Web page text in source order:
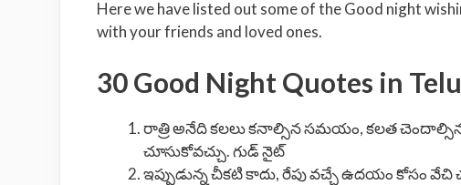
Here we have listed out some of the Good night
with your friends and loved ones.
30 Good Night Quotes in
రాత్రి అనేది కలలు కనాల్సిన సమయం, కలత
చూసుకోవచ్చు. గుడ్ నైట్
ఇప్పుడున్న చీకటి కాదు, రేపు వచ్చే ఉదయం కోసం వేచి